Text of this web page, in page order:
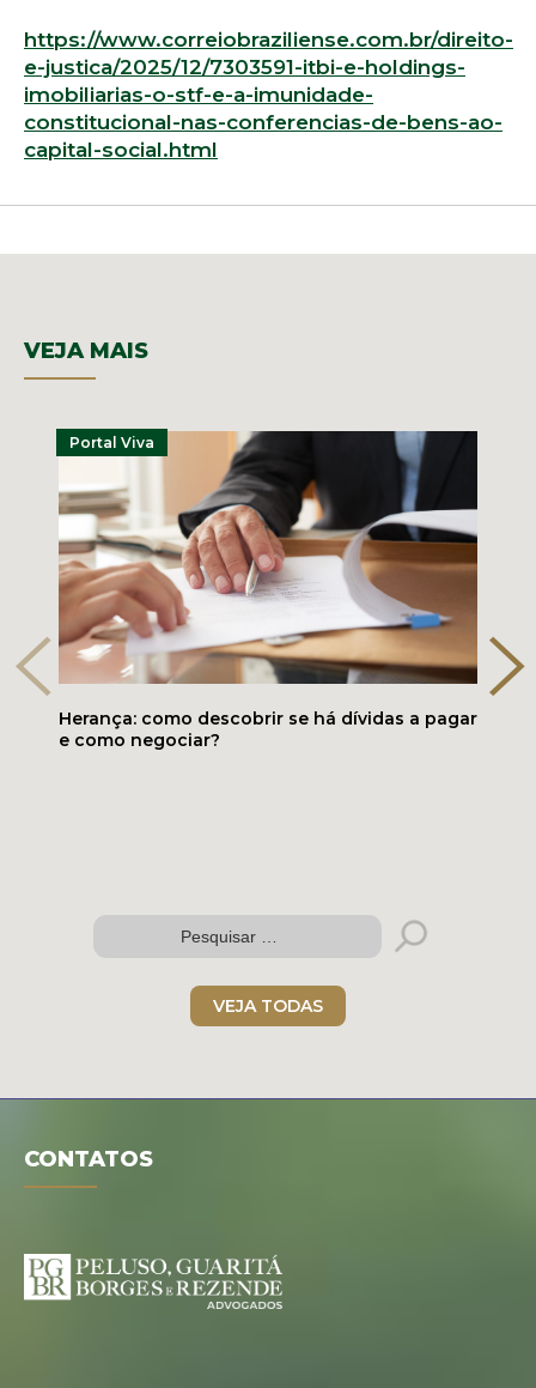
https://www.correiobraziliense.com.br/direito-
e-justica/2025/12/7303591-itbi-e-holdings-
imobiliarias-o-stf-e-a-imunidade-
constitucional-nas-conferencias-de-bens-ao-
capital-social.html
VEJA MAIS
Portal Viva
Herança: como descobrir se há dívidas a pagar
e como negociar?
VEJA TODAS
CONTATOS